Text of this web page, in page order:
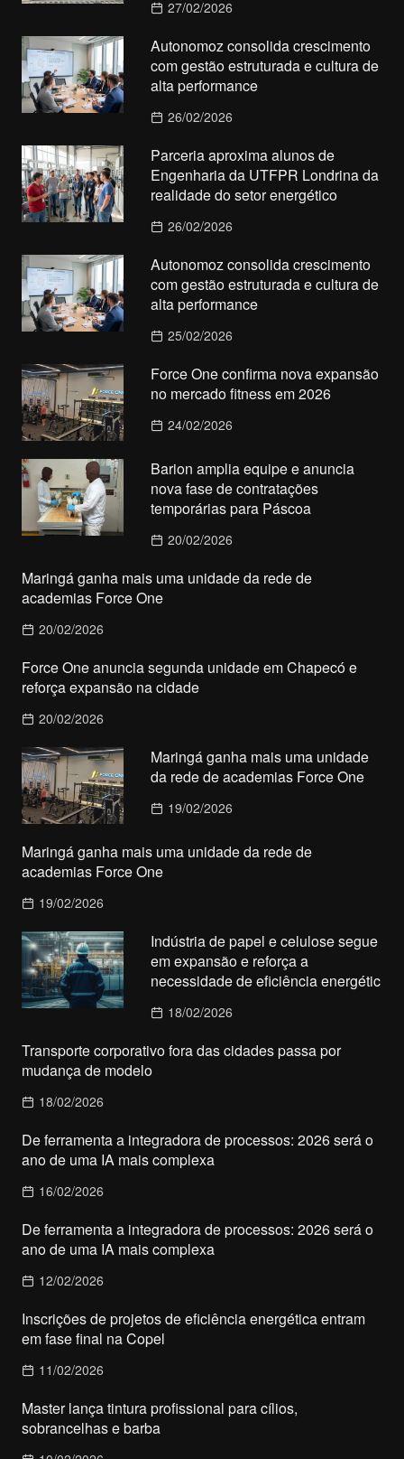
27/02/2026
Autonomoz consolida crescimento
com gestão estruturada e cultura de
alta performance
26/02/2026
Parceria aproxima alunos de
Engenharia da UTFPR Londrina da
realidade do setor energético
26/02/2026
Autonomoz consolida crescimento
com gestão estruturada e cultura de
alta performance
25/02/2026
Force One confirma nova expansão
no mercado fitness em 2026
24/02/2026
Barion amplia equipe e anuncia
nova fase de contratações
temporárias para Páscoa
20/02/2026
Maringá ganha mais uma unidade da rede de
academias Force One
20/02/2026
Force One anuncia segunda unidade em Chapecó e
reforça expansão na cidade
20/02/2026
Maringá ganha mais uma unidade
da rede de academias Force One
19/02/2026
Maringá ganha mais uma unidade da rede de
academias Force One
19/02/2026
Indústria de papel e celulose segue
em expansão e reforça a
necessidade de eficiência energétic
18/02/2026
Transporte corporativo fora das cidades passa por
mudança de modelo
18/02/2026
De ferramenta a integradora de processos: 2026 será o
ano de uma IA mais complexa
16/02/2026
De ferramenta a integradora de processos: 2026 será o
ano de uma IA mais complexa
12/02/2026
Inscrições de projetos de eficiência energética entram
em fase final na Copel
11/02/2026
Master lança tintura profissional para cílios,
sobrancelhas e barba